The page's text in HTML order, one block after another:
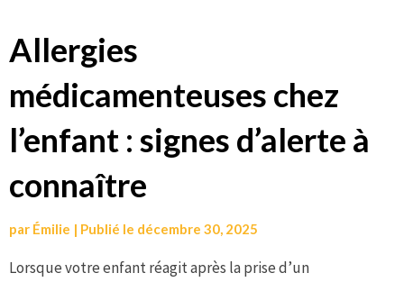
Aller
au
contenu
Allergies
médicamenteuses chez
l’enfant : signes d’alerte à
connaître
par Émilie | Publié le décembre 30, 2025
Lorsque votre enfant réagit après la prise d’un